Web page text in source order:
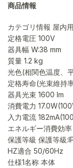
商品情報
カテゴリ情報 屋内
定格電圧 100V
器具幅 W:38 mm
質量 1.2 kg
光色(相関色温度、
定格寿命(光束維持
器具光束 1600 lm
消費電力
入力電流
エネルギー消費効
保護等級 保護等級
HZ適合 50/60Hz
仕様1名称 本体